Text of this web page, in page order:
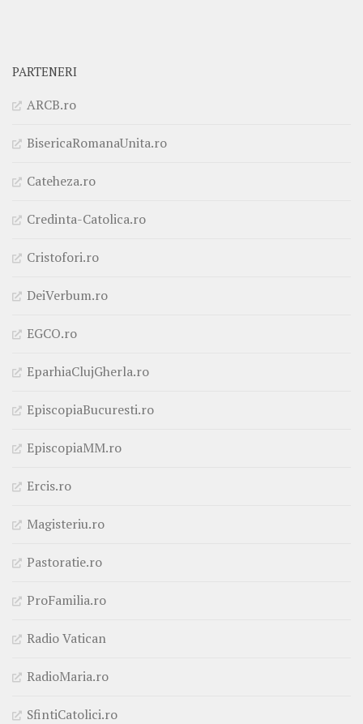
PARTENERI
ARCB.ro
BisericaRomanaUnita.ro
Cateheza.ro
Credinta-Catolica.ro
Cristofori.ro
DeiVerbum.ro
EGCO.ro
EparhiaClujGherla.ro
EpiscopiaBucuresti.ro
EpiscopiaMM.ro
Ercis.ro
Magisteriu.ro
Pastoratie.ro
ProFamilia.ro
Radio Vatican
RadioMaria.ro
SfintiCatolici.ro